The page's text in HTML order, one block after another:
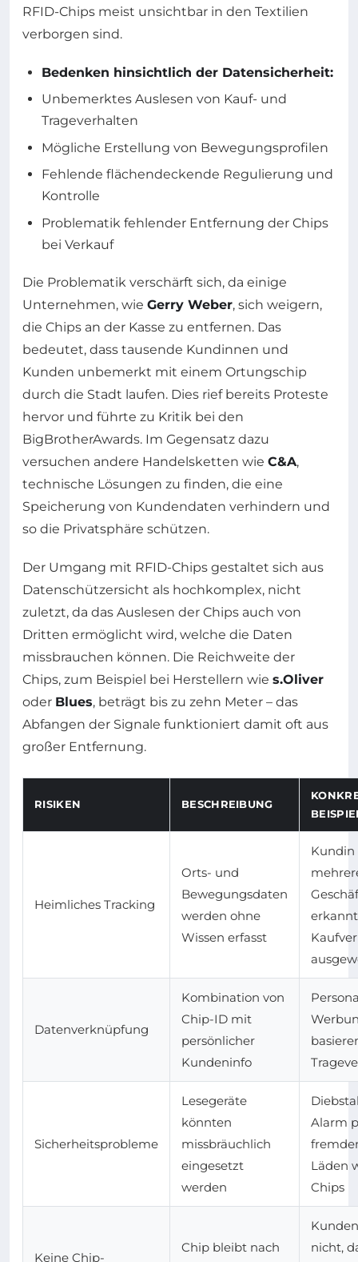
RFID-Chips meist unsichtbar in den Textilien
verborgen sind.
Bedenken hinsichtlich der Datensicherheit:
Unbemerktes Auslesen von Kauf- und
Trageverhalten
Mögliche Erstellung von Bewegungsprofilen
Fehlende flächendeckende Regulierung und
Kontrolle
Problematik fehlender Entfernung der Chips
bei Verkauf
Die Problematik verschärft sich, da einige
Unternehmen, wie Gerry Weber, sich weigern,
die Chips an der Kasse zu entfernen. Das
bedeutet, dass tausende Kundinnen und
Kunden unbemerkt mit einem Ortungschip
durch die Stadt laufen. Dies rief bereits Proteste
hervor und führte zu Kritik bei den
BigBrotherAwards. Im Gegensatz dazu
versuchen andere Handelsketten wie C&A,
technische Lösungen zu finden, die eine
Speicherung von Kundendaten verhindern und
so die Privatsphäre schützen.
Der Umgang mit RFID-Chips gestaltet sich aus
Datenschützersicht als hochkomplex, nicht
zuletzt, da das Auslesen der Chips auch von
Dritten ermöglicht wird, welche die Daten
missbrauchen können. Die Reichweite der
Chips, zum Beispiel bei Herstellern wie s.Oliver
oder Blues, beträgt bis zu zehn Meter – das
Abfangen der Signale funktioniert damit oft aus
großer Entfernung.
RISIKEN BESCHREIBUNG
Heimliches Tracking
Orts- und
Bewegungsdaten
werden ohne
Wissen erfasst
Datenverknüpfung
Kombination von
Chip-ID mit
persönlicher
Kundeninfo
Sicherheitsprobleme
Lesegeräte
könnten
missbräuchlich
eingesetzt
werden
Alarm
Läden
Chips
Keine Chip-
Chip bleibt nach
nicht,